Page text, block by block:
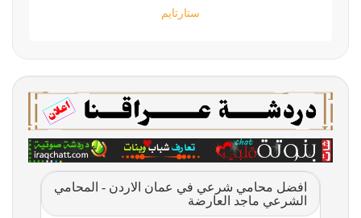
ستارتايم
افضل محامي شرعي في عمان الاردن - المحامي
الشرعي ماجد العارضة